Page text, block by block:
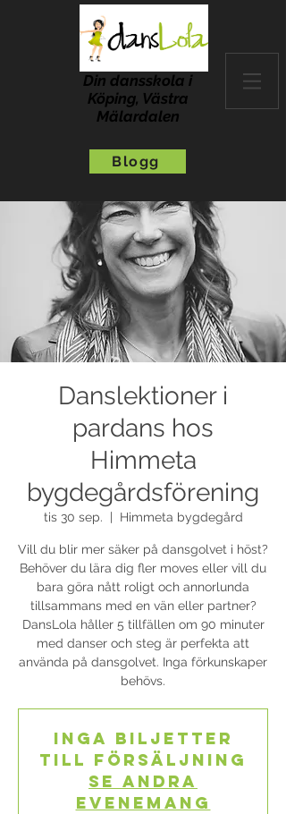
Din dansskola i
Köping, Västra
Mälardalen
Blogg
Danslektioner i
pardans hos
Himmeta
bygdegårdsförening
tis 30 sep. Himmeta bygdegård
Vill du blir mer säker på dansgolvet i höst?
Behöver du lära dig fler moves eller vill du
bara göra nått roligt och annorlunda
tillsammans med en vän eller partner?
DansLola håller 5 tillfällen om 90 minuter
med danser och steg är perfekta att
använda på dansgolvet. Inga förkunskaper
behövs.
Inga biljetter
till försäljning
Se andra
evenemang